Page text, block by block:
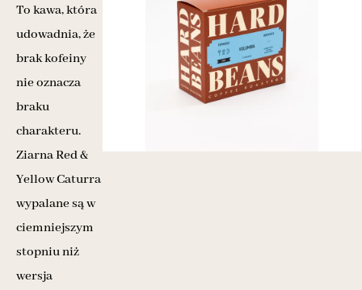
To kawa, która
udowadnia, że
brak kofeiny
nie oznacza
braku
charakteru.
Ziarna Red &
Yellow Caturra
wypalane są w
ciemniejszym
stopniu niż
wersja